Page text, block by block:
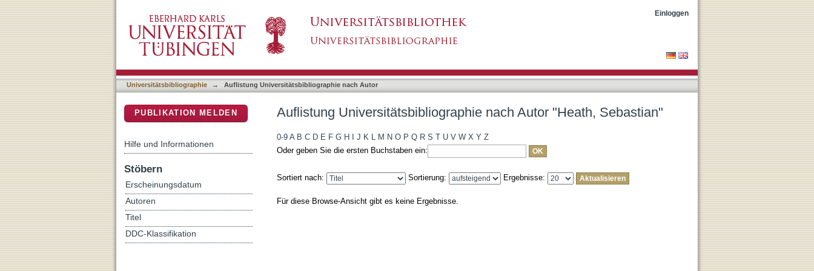
Einloggen
Universitätsbibliographie → Auflistung Universitätsbibliographie nach Autor
Auflistung Universitätsbibliographie nach Autor "Heath, Sebastian"
0-9 A B C D E F G H J K L M N O P Q R S T U V W X Y Z
Oder geben Sie die ersten Buchstaben ein:
Sortiert nach: Sortierung: Ergebnisse:
Für diese Browse-Ansicht gibt es keine Ergebnisse.
PUBLIKATION MELDEN
Hilfe und Informationen
Stöbern
Erscheinungsdatum
Autoren
Titel
DDC-Klassifikation